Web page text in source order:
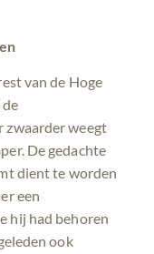
van de Hoge
zwaarder weegt
De gedachte
dient te worden
een
hij had behoren
ook